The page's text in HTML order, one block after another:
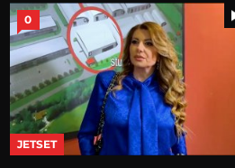
0
JETSET